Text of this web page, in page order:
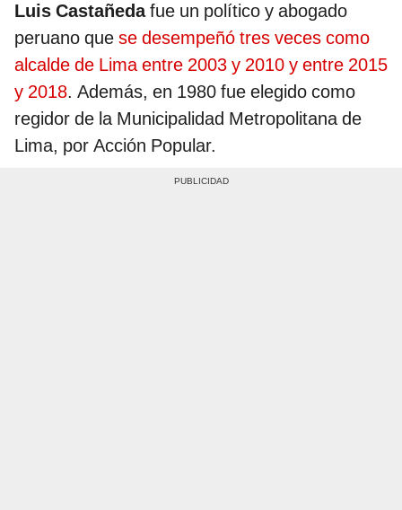
Luis Castañedafue un político y abogado
peruano que se desempeñó tres veces como
alcalde de Lima entre 2003 y 2010 y entre 2015
y 2018. Además, en 1980 fue elegido como
regidor de la Municipalidad Metropolitana de
Lima, por Acción Popular.